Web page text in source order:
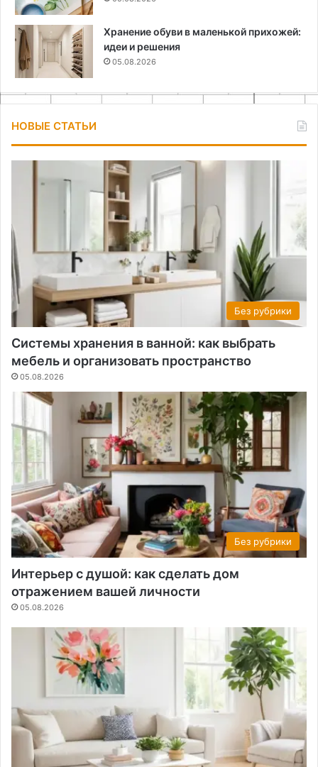
Хранение обуви в маленькой прихожей:
идеи и решения
05.08.2026
НОВЫЕ СТАТЬИ
Без рубрики
Системы хранения в ванной: как выбрать
мебель и организовать пространство
05.08.2026
Без рубрики
Интерьер с душой: как сделать дом
отражением вашей личности
05.08.2026